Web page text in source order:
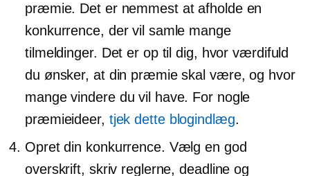
præmie. Det er nemmest at afholde en
konkurrence, der vil samle mange
tilmeldinger. Det er op til dig, hvor værdifuld
du ønsker, at din præmie skal være, og hvor
mange vindere du vil have. For nogle
præmieideer, tjek dette blogindlæg.
Opret din konkurrence. Vælg en god
overskrift, skriv reglerne, deadline og